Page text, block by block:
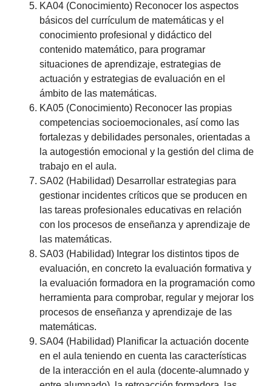
KA04 (Conocimiento) Reconocer los aspectos
básicos del currículum de matemáticas y el
conocimiento profesional y didáctico del
contenido matemático, para programar
situaciones de aprendizaje, estrategias de
actuación y estrategias de evaluación en el
ámbito de las matemáticas.
KA05 (Conocimiento) Reconocer las propias
competencias socioemocionales, así como las
fortalezas y debilidades personales, orientadas a
la autogestión emocional y la gestión del clima de
trabajo en el aula.
SA02 (Habilidad) Desarrollar estrategias para
gestionar incidentes críticos que se producen en
las tareas profesionales educativas en relación
con los procesos de enseñanza y aprendizaje de
las matemáticas.
SA03 (Habilidad) Integrar los distintos tipos de
evaluación, en concreto la evaluación formativa y
la evaluación formadora en la programación como
herramienta para comprobar, regular y mejorar los
procesos de enseñanza y aprendizaje de las
matemáticas.
SA04 (Habilidad) Planificar la actuación docente
en el aula teniendo en cuenta las características
de la interacción en el aula (docente-alumnado y